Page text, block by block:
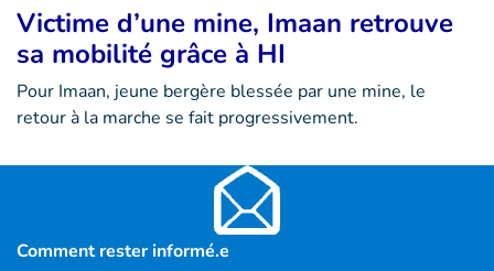
Victime d’une mine, Imaan retrouve
sa mobilité grâce à HI
Pour Imaan, jeune bergère blessée par une mine, le
retour à la marche se fait progressivement.
Comment rester informé.e